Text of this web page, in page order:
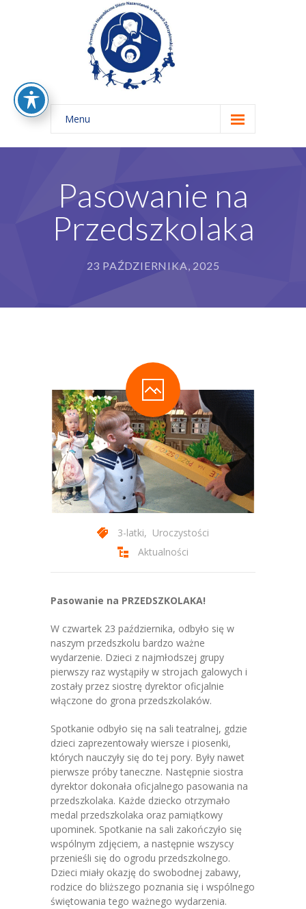
Menu
Home
-- Rys Historyczny
-- Nasze Zasady Edukacyjne
-- Nasza Misja
-- Zajęcia Obowiązkowe
-- Zajęcia Dodatkowe
-- Programy autorskie
-- Podstawa Programowa
-- Plan Dnia
-- Grupa 3-latków
-- Grupa 4-latków
-- Grupa 5-latków
-- Grupa 6-latków
Dla Rodziców
-- E-Lizak
-- Rekrutacja
-- Jadłospis
-- Opłaty
-- Do pobrania
Nazaretanki
Pasowanie na
Przedszkolaka
23 PAŹDZIERNIKA, 2025
3-latki, Uroczystości
Aktualności
Pasowanie na PRZEDSZKOLAKA!
W czwartek 23 października, odbyło się w
naszym przedszkolu bardzo ważne
wydarzenie. Dzieci z najmłodszej grupy
pierwszy raz wystąpiły w strojach galowych i
zostały przez siostrę dyrektor oficjalnie
włączone do grona przedszkolaków.
Spotkanie odbyło się na sali teatralnej, gdzie
dzieci zaprezentowały wiersze i piosenki,
których nauczyły się do tej pory. Były nawet
pierwsze próby taneczne. Następnie siostra
dyrektor dokonała oficjalnego pasowania na
przedszkolaka. Każde dziecko otrzymało
medal przedszkolaka oraz pamiątkowy
upominek. Spotkanie na sali zakończyło się
wspólnym zdjęciem, a następnie wszyscy
przenieśli się do ogrodu przedszkolnego.
Dzieci miały okazję do swobodnej zabawy,
rodzice do bliższego poznania się i wspólnego
świętowania tego ważnego wydarzenia.